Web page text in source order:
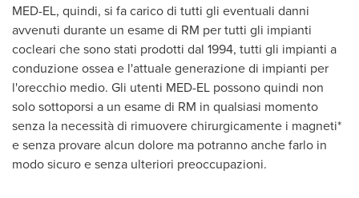
MED-EL, quindi, si fa carico di tutti gli eventuali danni
avvenuti durante un esame di RM per tutti gli impianti
cocleari che sono stati prodotti dal 1994, tutti gli impianti a
conduzione ossea e l'attuale generazione di impianti per
l'orecchio medio. Gli utenti MED-EL possono quindi non
solo sottoporsi a un esame di RM in qualsiasi momento
senza la necessità di rimuovere chirurgicamente i magneti*
e senza provare alcun dolore ma potranno anche farlo in
modo sicuro e senza ulteriori preoccupazioni.